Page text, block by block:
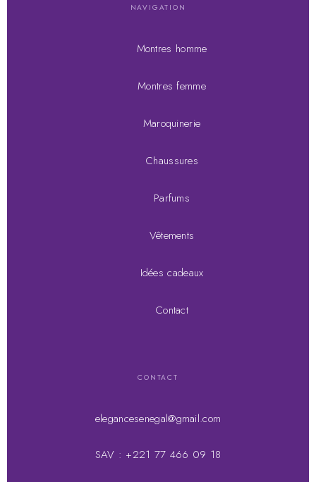
NAVIGATION
Montres homme
Montres femme
Maroquinerie
Chaussures
Parfums
Vêtements
Idées cadeaux
Contact
CONTACT
elegancesenegal@gmail.com
SAV : +221 77 466 09 18